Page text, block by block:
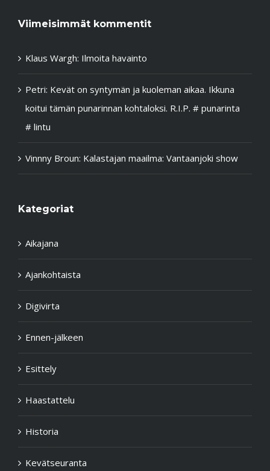
Viimeisimmät kommentit
Klaus Wargh: Ilmoita havainto
Petri: Kevät on syntymän ja kuoleman aikaa. Ikkuna
koitui tämän punarinnan kohtaloksi. R.I.P. # punarinta
# lintu
Vinnny Broun: Kalastajan maailma: Vantaanjoki show
Kategoriat
Aikajana
Ajankohtaista
Digivirta
Ennen-jälkeen
Esittely
Haastattelu
Historia
Kevätseuranta